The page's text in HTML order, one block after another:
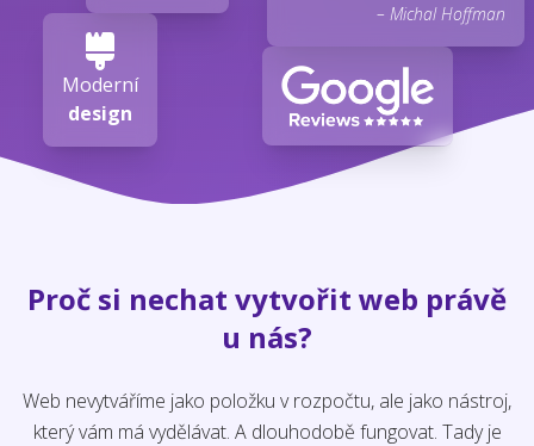
Moderní
design
– Michal Hoffman
Proč si nechat vytvořit web právě
u nás?
Web nevytváříme jako položku v rozpočtu, ale jako nástroj,
který vám má vydělávat. A dlouhodobě fungovat. Tady je